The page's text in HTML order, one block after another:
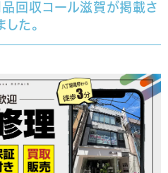
回収コール滋賀が掲載さ
した。